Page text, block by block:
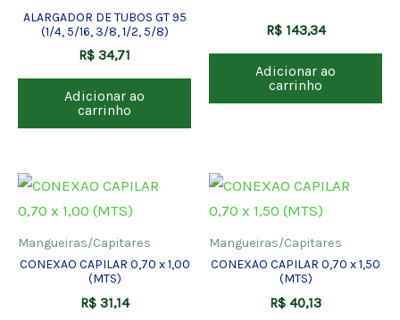
ALARGADOR DE TUBOS GT 95
(1/4, 5/16, 3/8, 1/2, 5/8)
R$ 34,71
Adicionar ao
carrinho
R$143,34
Adicionar ao
carrinho
Mangueiras/Capitares
CONEXAO CAPILAR 0,70 x 1,00
(MTS)
R$31,14
Mangueiras/Capitares
CONEXAO CAPILAR 0,70 x 1,50
(MTS)
R$ 40,13